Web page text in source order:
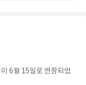
6월 15일로 연장되었